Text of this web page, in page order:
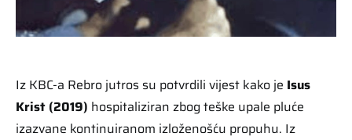
Iz KBC-a Rebro jutros su potvrdili vijest kako je Isus
Krist (2019) hospitaliziran zbog teške upale pluće
izazvane kontinuiranom izloženošću propuhu. Iz